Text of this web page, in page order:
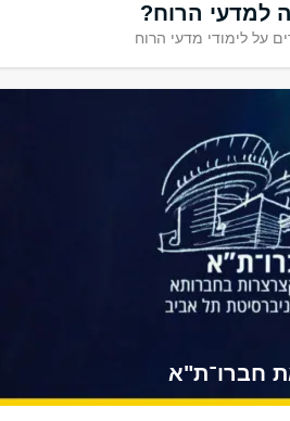
למדעי הרוח?
על לימודי מדעי הרוח
חברו־ת"א